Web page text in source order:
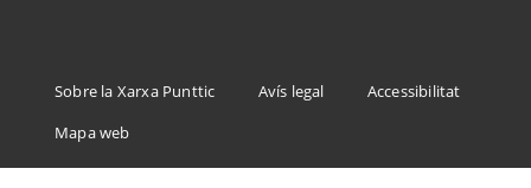
Menu
Footer
Sobre la Xarxa Punttic Avís legal
Accessibilitat
Mapa web